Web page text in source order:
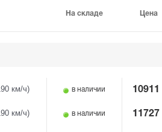
На складе Цена
км/ч) в наличии 10911
км/ч) в наличии 11727